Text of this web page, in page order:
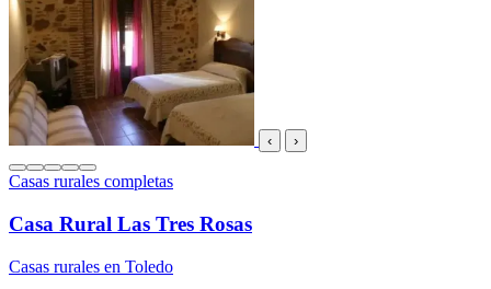
‹ ›
Casas rurales completas
Casa Rural Las Tres Rosas
Casas rurales en Toledo